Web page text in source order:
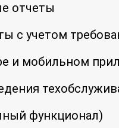
отчеты
с учетом
и мобильном
функционал)